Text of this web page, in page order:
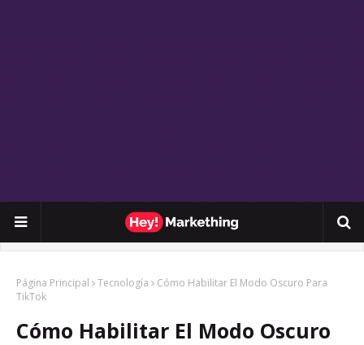
Página Principal Tecnología
Cómo Habilitar El Modo Oscuro Para
TikTok
Cómo Habilitar El Modo Oscuro